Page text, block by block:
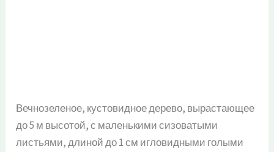
Вечнозеленое, кустовидное дерево, вырастающее
до 5 м высотой, с маленькими сизоватыми
листьями, длиной до 1 см игловидными голыми